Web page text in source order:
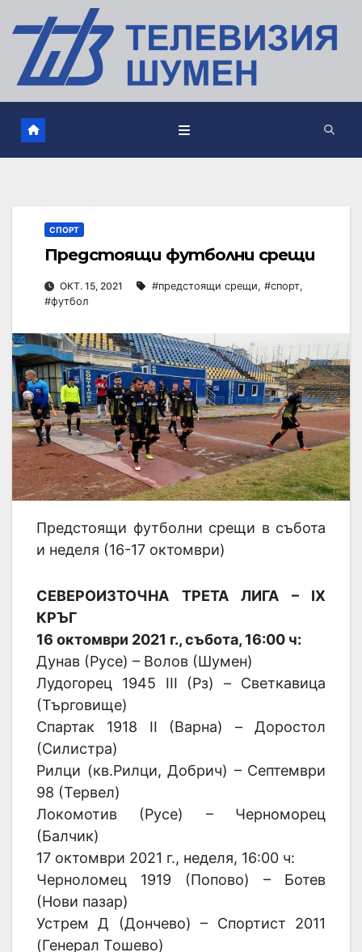
СПОРТ
Предстоящи футболни срещи
ОКТ. 15, 2021 #предстоящи срещи, #спорт,
#футбол
Предстоящи футболни срещи в събота
и неделя (16-17 октомври)
СЕВЕРОИЗТОЧНА ТРЕТА ЛИГА – IX
КРЪГ
16 октомври 2021 г., събота, 16:00 ч:
Дунав (Русе) – Волов (Шумен)
Лудогорец 1945 III (Рз) – Светкавица
(Търговище)
Спартак 1918 II (Варна) – Доростол
(Силистра)
Рилци (кв.Рилци, Добрич) – Септември
98 (Тервел)
Локомотив (Русе) – Черноморец
(Балчик)
17 октомври 2021 г., неделя, 16:00 ч:
Черноломец 1919 (Попово) – Ботев
(Нови пазар)
Устрем Д (Дончево) – Спортист 2011
(Генерал Тошево)